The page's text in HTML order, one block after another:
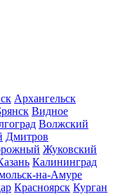
Архангельск
Видное
Волжский
Дмитров
Жуковский
Калининград
на-Амуре
Красноярск Курган